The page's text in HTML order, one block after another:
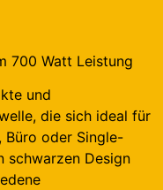
700 Watt Leistung
und
die sich ideal für
Büro oder Single-
schwarzen Design